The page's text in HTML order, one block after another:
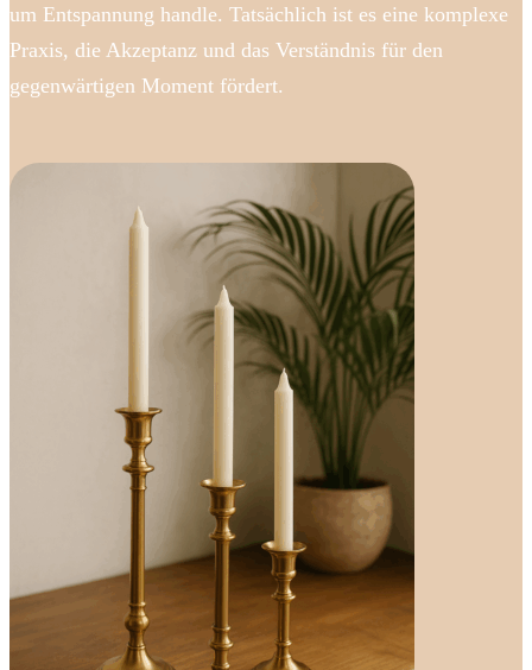
um Entspannung handle. Tatsächlich ist es eine komplexe
Praxis, die Akzeptanz und das Verständnis für den
gegenwärtigen Moment fördert.